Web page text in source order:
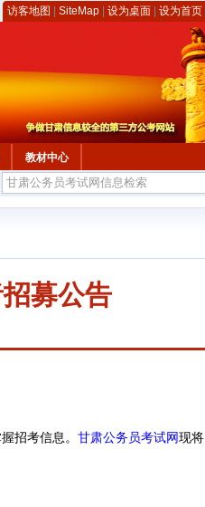
访客地图 SiteMap 设为桌面 设为首页
教材中心
募公告
招考信息。 甘肃公务员考试网现将